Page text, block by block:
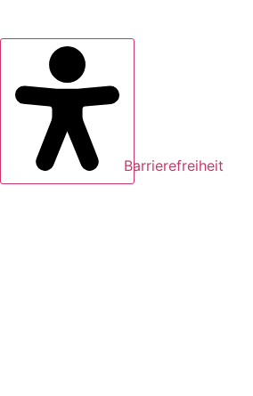
Barrierefreiheit